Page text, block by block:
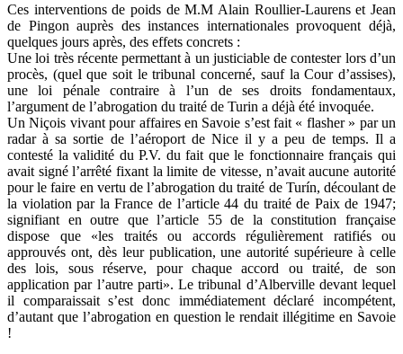
Ces interventions de poids de M.M Alain Roullier-Laurens et Jean
de Pingon auprès des instances internationales provoquent déjà,
quelques jours après, des effets concrets :
Une loi très récente permettant à un justiciable de contester lors d’un
procès, (quel que soit le tribunal concerné, sauf la Cour d’assises),
une loi pénale contraire à l’un de ses droits fondamentaux,
l’argument de l’abrogation du traité de Turin a déjà été invoquée.
Un Niçois vivant pour affaires en Savoie s’est fait « flasher » par un
radar à sa sortie de l’aéroport de Nice il y a peu de temps. Il a
contesté la validité du P.V. du fait que le fonctionnaire français qui
avait signé l’arrêté fixant la limite de vitesse, n’avait aucune autorité
pour le faire en vertu de l’abrogation du traité de Turín, découlant de
la violation par la France de l’article 44 du traité de Paix de 1947;
signifiant en outre que l’article 55 de la constitution française
dispose que «les traités ou accords régulièrement ratifiés ou
approuvés ont, dès leur publication, une autorité supérieure à celle
des lois, sous réserve, pour chaque accord ou traité, de son
application par l’autre parti». Le tribunal d’Alberville devant lequel
il comparaissait s’est donc immédiatement déclaré incompétent,
d’autant que l’abrogation en question le rendait illégitime en Savoie
!